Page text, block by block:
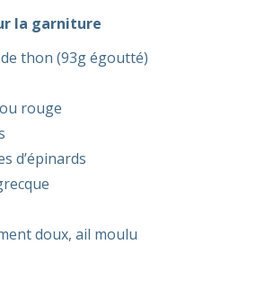
la garniture
thon (93g égoutté)
rouge
d’épinards
doux, ail moulu